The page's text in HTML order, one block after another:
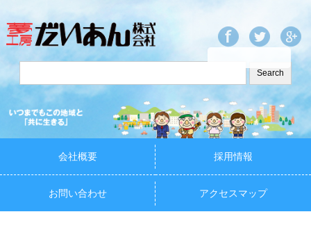
会社概要 採用情報
お問い合わせ アクセスマップ